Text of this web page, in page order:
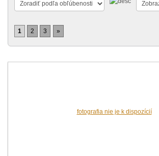
1 2 3 »
fotografia nie je k dispozícií